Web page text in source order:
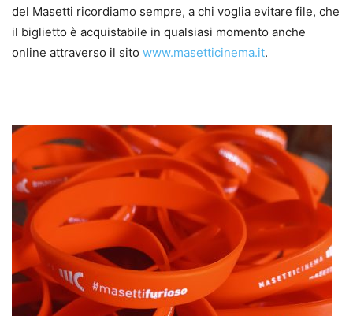
del Masetti ricordiamo sempre, a chi voglia evitare file, che
il biglietto è acquistabile in qualsiasi momento anche
online attraverso il sito www.masetticinema.it.